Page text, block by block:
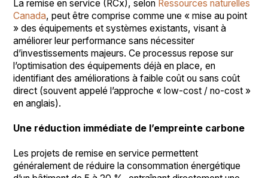
La remise en service (RCx), selon Ressources naturelles
Canada, peut être comprise comme une « mise au point
» des équipements et systèmes existants, visant à
améliorer leur performance sans nécessiter
d’investissements majeurs. Ce processus repose sur
l’optimisation des équipements déjà en place, en
identifiant des améliorations à faible coût ou sans coût
direct (souvent appelé l’approche « low-cost / no-cost »
en anglais).
Une réduction immédiate de l’empreinte carbone
Les projets de remise en service permettent
généralement de réduire la consommation énergétique